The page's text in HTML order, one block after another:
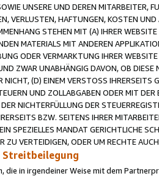
UNSERE UND DEREN MITARBEITER,
VERLUSTEN, HAFTUNGEN, KOSTEN
STEHEN MIT (A) IHRER
MATERIALS MIT ANDEREN
ODER VERMARKTUNG IHRER
ZWAR UNABHÄNGIG DAVON, OB
(D) EINEM VERSTOSS IHRERSEITS
UND ZOLLABGABEN ODER MIT
NICHTERFÜLLUNG DER
BZW. SEITENS IHRER
SPEZIELLES MANDAT GERICHTLICHE
ZU VERTEIDIGEN, ODER UM RECHTE
Streitbeilegung
in irgendeiner Weise mit dem